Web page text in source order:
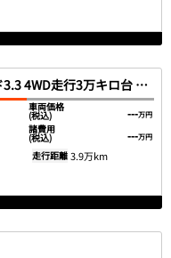
クルーガーハイブリッド ハイブリッド3.3 4WD走行3万キロ台 HID
車両価格
(税込) ---万円
諸費用
(税込) ---万円
走行距離 3.9万km